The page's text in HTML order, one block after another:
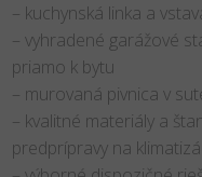
– kuchynská linka a
– vyhradené garážové
priamo k bytu
– murovaná pivnica v
– kvalitné materiály a
predprípravy na